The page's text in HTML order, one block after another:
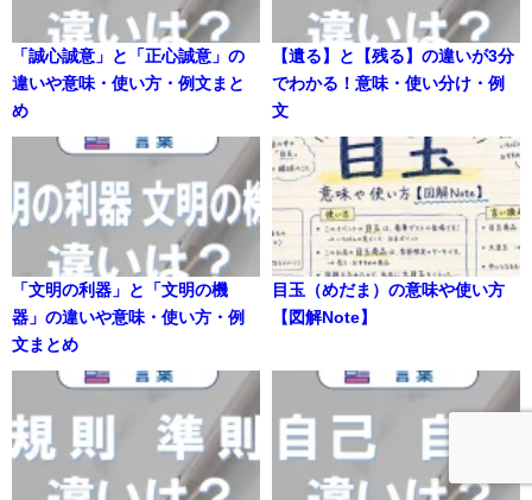
「誠心誠意」と「正心誠意」の
違いや意味・使い方・例文まと
め
【遺る】と【残る】の違いが3分
でわかる！意味・使い分け・例
文
「文明の利器」と「文明の機
器」の違いや意味・使い方・例
文まとめ
目玉（めだま）の意味や使い方
【図解Note】